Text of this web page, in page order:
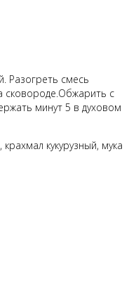
Разогреть смесь
сковороде.Обжарить с
минут 5 в духовом
кукурузный, мука